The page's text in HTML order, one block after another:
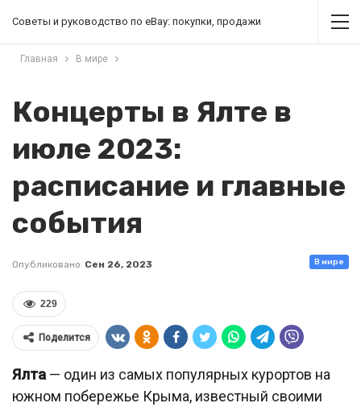
Советы и руководство по eBay: покупки, продажи
Главная В мире
Концерты в Ялте в
июле 2023:
расписание и главные
события
В мире
Опубликовано Сен 26, 2023
229
Поделится
Ялта — один из самых популярных курортов на
южном побережье Крыма, известный своими